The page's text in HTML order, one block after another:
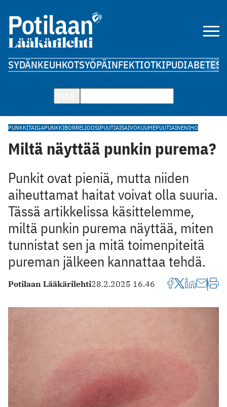
SYDÄNKEUHKOTSYÖPÄINFEKTIOTKIPUDIABETES
PUNKKITAIGAPUNKKIBORRELIOOSIPUUTIAISAIVOKUUMEPUUTIAINENIHO
Miltä näyttää punkin purema?
Punkit ovat pieniä, mutta niiden
aiheuttamat haitat voivat olla suuria.
Tässä artikkelissa käsittelemme,
miltä punkin purema näyttää, miten
tunnistat sen ja mitä toimenpiteitä
pureman jälkeen kannattaa tehdä.
Potilaan Lääkärilehti28.2.2025 16.46